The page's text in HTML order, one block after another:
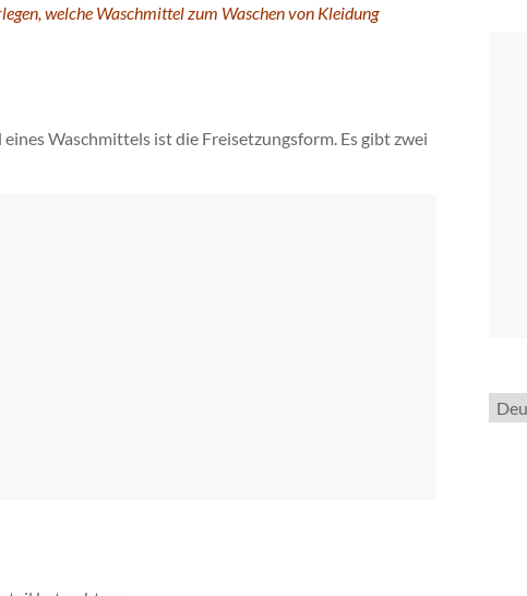
welche Waschmittel zum Waschen von Kleidung
Waschmittels ist die Freisetzungsform. Es gibt zwei